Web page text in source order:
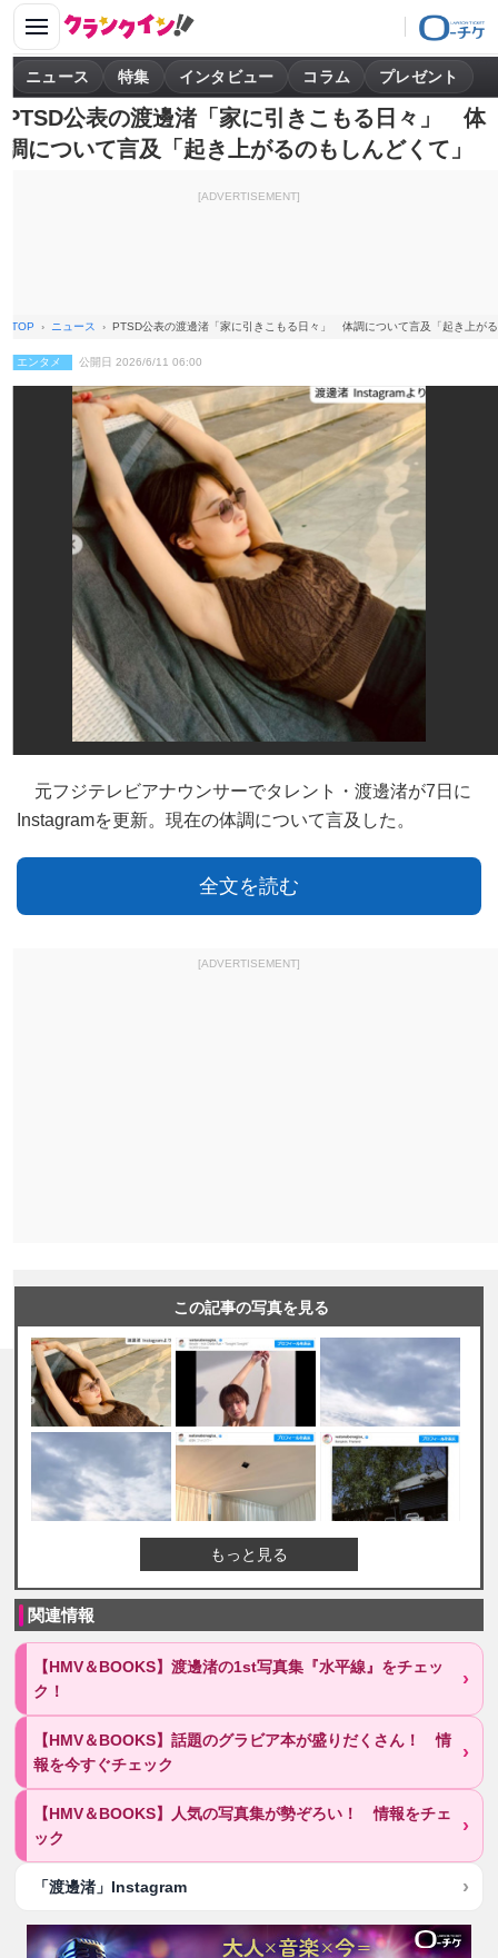
ニュース 特集 インタビュー コラム プレゼント
PTSD公表の渡邊渚「家に引きこもる日々」 体
調について言及「起き上がるのもしんどくて」
[ADVERTISEMENT]
TOP ニュース PTSD公表の渡邊渚「家に引きこもる日々」 体調について言及「起き上が
エンタメ 公開日 2026/6/11 06:00
元フジテレビアナウンサーでタレント・渡邊渚が7日に
Instagramを更新。現在の体調について言及した。
全文を読む
[ADVERTISEMENT]
この記事の写真を見る
もっと見る
関連情報
【HMV＆BOOKS】渡邊渚の1st写真集『水平線』をチェッ
ク！
【HMV＆BOOKS】話題のグラビア本が盛りだくさん！ 情
報を今すぐチェック
【HMV＆BOOKS】人気の写真集が勢ぞろい！ 情報をチェ
ック
「渡邊渚」Instagram